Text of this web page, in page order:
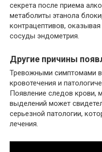
секрета после приема
метаболиты этанола
контрацептивов,
сосуды эндометрия.
Другие причины
Тревожными симптомами в
кровотечения и
Появление следов крови,
выделений может
серьезной патологии,
лечения.